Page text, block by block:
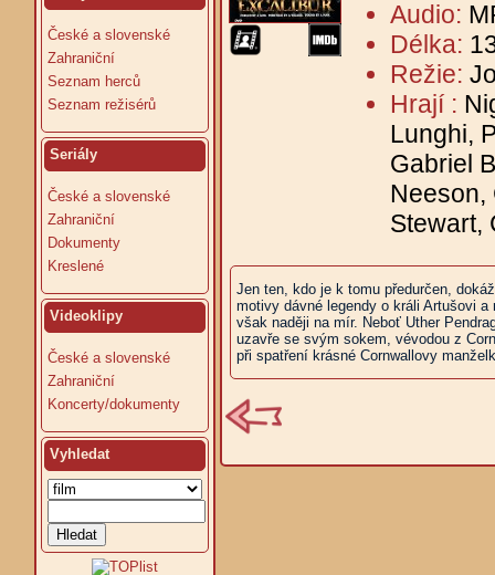
České a slovenské
Zahraniční
Seznam herců
Seznam režisérů
Seriály
České a slovenské
Zahraniční
Dokumenty
Kreslené
Videoklipy
České a slovenské
Zahraniční
Koncerty/dokumenty
Vyhledat
Audio:
Délka:
Režie:
Hrají :
Lunghi,
Gabriel
Neeson,
Stewart,
Jen ten, kdo je k tomu předurčen,
motivy dávné legendy o králi Artušovi
však naději na mír. Neboť Uther
uzavře se svým sokem, vévodou z
při spatření krásné Cornwallovy